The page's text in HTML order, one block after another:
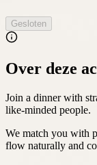
Gesloten
Over deze
Join a dinner with
like-minded people.
We match you with
flow naturally and